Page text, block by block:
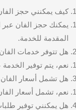
كيف يمكنني حجز
يمكنك حجز الفان عبر
المقدمة للخدمة.
هل تتوفر خدمات
نعم، يتم توفير
هل تشمل أسعار الفان
نعم، تشمل أسعار
هل يمكنني توفير